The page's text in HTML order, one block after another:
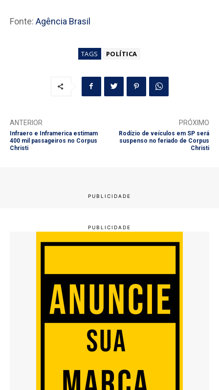
Fonte: Agência Brasil
TAGS POLÍTICA
ANTERIOR
Infraero e Inframerica estimam
400 mil passageiros no Corpus
Christi
PRÓXIMO
Rodízio de veículos em SP será
suspenso no feriado de Corpus
Christi